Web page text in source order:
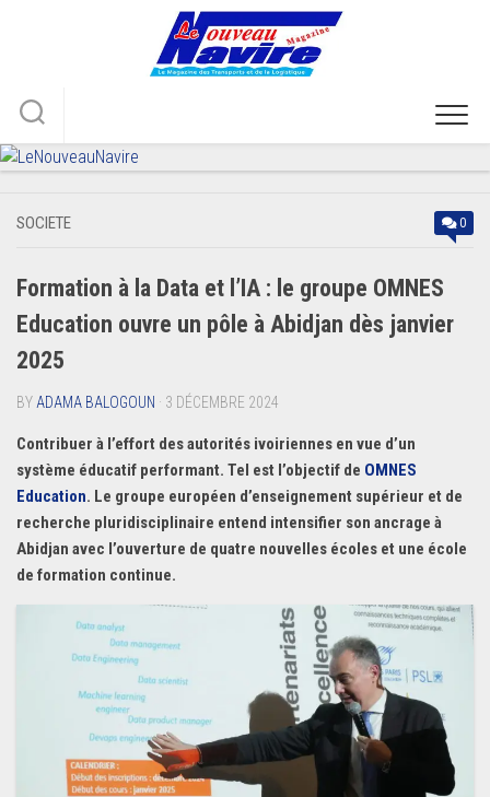
SOCIETE 0
Formation à la Data et l’IA : le groupe OMNES
Education ouvre un pôle à Abidjan dès janvier
2025
BY ADAMA BALOGOUN · 3 DÉCEMBRE 2024
Contribuer à l’effort des autorités ivoiriennes en vue d’un
système éducatif performant. Tel est l’objectif de OMNES
Education. Le groupe européen d’enseignement supérieur et de
recherche pluridisciplinaire entend intensifier son ancrage à
Abidjan avec l’ouverture de quatre nouvelles écoles et une école
de formation continue.